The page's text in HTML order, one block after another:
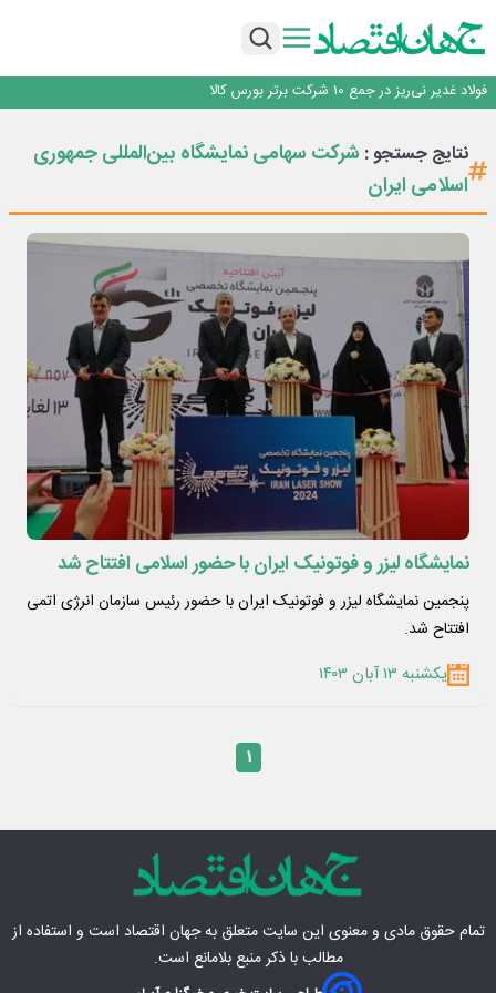
*پیام دکتر اسلام کریمی به مناسبت روز خبرنگار*
فولاد غدیر نی‌ریز در جمع ۱۰ شرکت برتر بورس کالا
افت ۳۴ درصدی فروش خودروسازان؛ ۱۵۵ هزار خودرو در چهار ماه فروخته شد
*پیام دکتر اسلام کریمی به مناسبت روز خبرنگار*
نتایج جستجو : شرکت سهامی نمایشگاه بین‌المللی جمهوری
اسلامی ایران
نمایشگاه لیزر و فوتونیک ایران با حضور اسلامی افتتاح شد
پنجمین نمایشگاه لیزر و فوتونیک ایران با حضور رئیس سازمان انرژی اتمی
افتتاح شد.
یکشنبه ۱۳ آبان ۱۴۰۳
۱
تمام حقوق مادی‌ و معنوی این سایت متعلق بهجهان اقتصاد است و استفاده از
مطالب با ذکر منبع بلامانع است.